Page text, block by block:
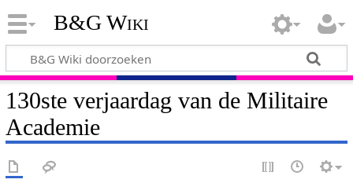
B&G Wiki
130ste verjaardag van de Militaire
Academie